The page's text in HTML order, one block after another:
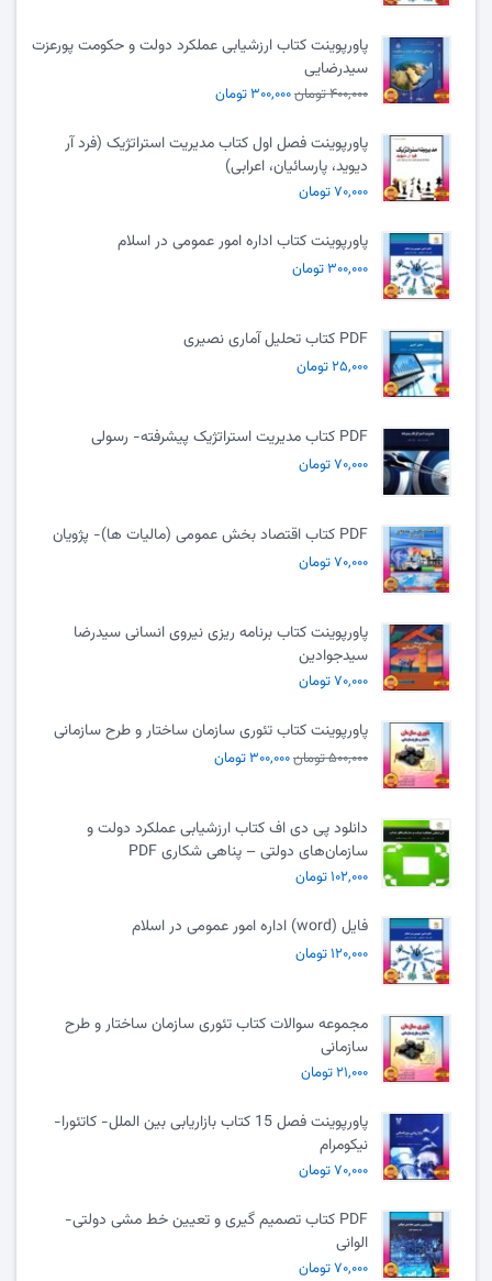
پاورپوینت کتاب ارزشیابی عملکرد دولت و حکومت پورعزت
سیدرضایی
۴۰۰,۰۰۰ تومان ۳۰۰,۰۰۰ تومان
پاورپوینت فصل اول کتاب مدیریت استراتژیک (فرد آر
دیوید، پارسائیان، اعرابی)
۷۰,۰۰۰ تومان
پاورپوینت کتاب اداره امور عمومی در اسلام
۳۰۰,۰۰۰ تومان
PDF کتاب تحلیل آماری نصیری
۲۵,۰۰۰ تومان
PDF کتاب مدیریت استراتژیک پیشرفته- رسولی
۷۰,۰۰۰ تومان
PDF کتاب اقتصاد بخش عمومی (مالیات ها)- پژویان
۷۰,۰۰۰ تومان
پاورپوینت کتاب برنامه ریزی نیروی انسانی سیدرضا
سیدجوادین
۷۰,۰۰۰ تومان
پاورپوینت کتاب تئوری سازمان ساختار و طرح سازمانی
۵۰۰,۰۰۰ تومان ۳۰۰,۰۰۰ تومان
دانلود پی دی اف کتاب ارزشیابی عملکرد دولت و
سازمان‌های دولتی – پناهی شکاری PDF
۱۰۲,۰۰۰ تومان
فایل (word) اداره امور عمومی در اسلام
۱۲۰,۰۰۰ تومان
مجموعه سوالات کتاب تئوری سازمان ساختار و طرح
سازمانی
۲۱,۰۰۰ تومان
پاورپوینت فصل 15 کتاب بازاریابی بین الملل- کاتئورا-
نیکومرام
۷۰,۰۰۰ تومان
PDF کتاب تصمیم گیری و تعیین خط مشی دولتی-
الوانی
۷۰,۰۰۰ تومان